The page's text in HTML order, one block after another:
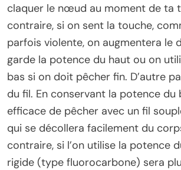
claquer le nœud au moment de ta
contraire, si on sent la touche,
parfois violente, on augmentera le
garde la potence du haut ou on
bas si on doit pêcher fin. D’autre
du fil. En conservant la potence du
efficace de pêcher avec un fil
qui se décollera facilement du
contraire, si l’on utilise la potence
rigide (type fluorocarbone) sera